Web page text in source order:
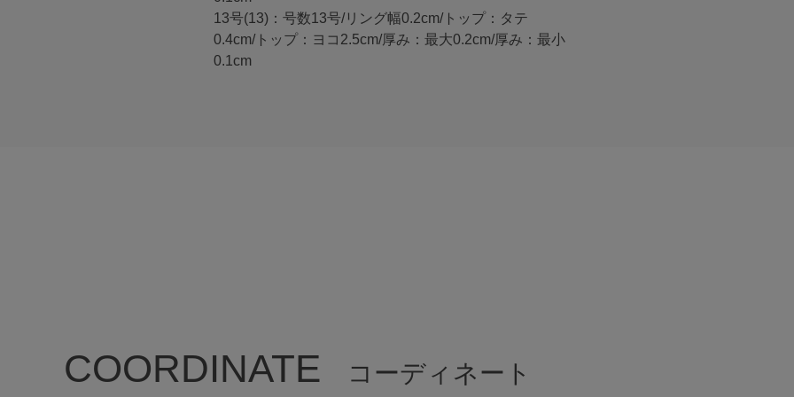
13号(13)：号数13号/リング幅0.2cm/トップ：タテ
0.4cm/トップ：ヨコ2.5cm/厚み：最大0.2cm/厚み：最小
0.1cm
COORDINATE コーディネート